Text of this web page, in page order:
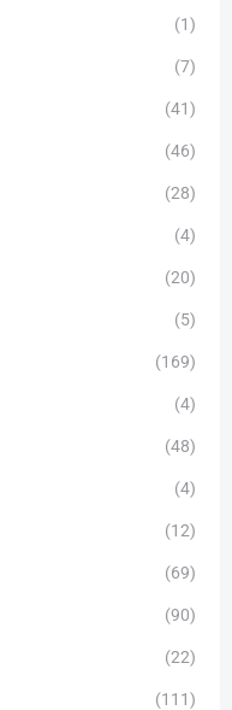
(1)
(7)
(41)
(46)
(28)
(4)
(20)
(5)
(169)
(4)
(48)
(4)
(12)
(69)
(90)
(22)
(111)